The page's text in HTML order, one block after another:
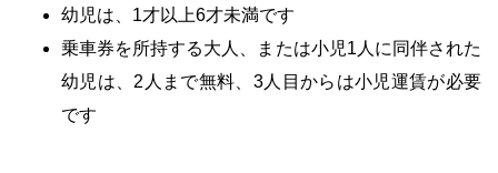
幼児は、1才以上6才未満です
乗車券を所持する大人、または小児1人に同伴された
幼児は、2人まで無料、 3人目からは小児運賃が必要
です